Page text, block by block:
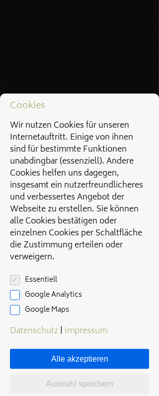
Cookies
Wir nutzen Cookies für unseren
Internetauftritt. Einige von ihnen
sind für bestimmte Funktionen
unabdingbar (essenziell). Andere
Cookies helfen uns dagegen,
insgesamt ein nutzerfreundlicheres
und verbessertes Angebot der
Webseite zu erstellen. Sie können
alle Cookies bestätigen oder
einzelnen Cookies per Schaltfläche
die Zustimmung erteilen oder
verweigern.
Essentiell
Google Analytics
Google Maps
Datenschutz| Impressum
Alle akzeptieren
Auswahl speichern